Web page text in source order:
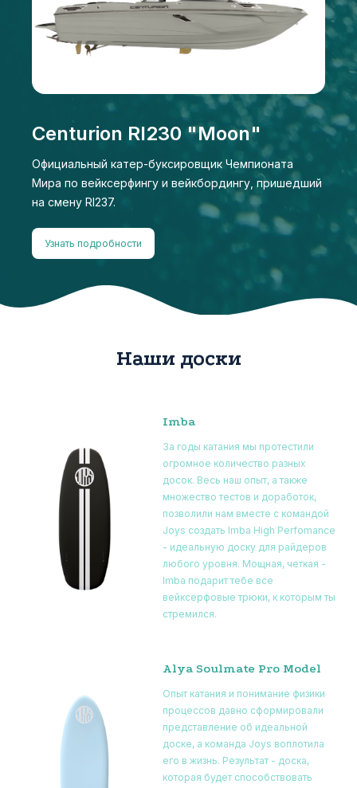
Centurion RI230 "Moon"
Официальный катер-буксировщик Чемпионата
Мира по вейксерфингу и вейкбордингу, пришедший
на смену RI237.
Узнать подробности
Наши доски
Imba
За годы катания мы протестили
огромное количество разных
досок. Весь наш опыт, а также
множество тестов и доработок,
позволили нам вместе с командой
Joys создать Imba High Perfomance
- идеальную доску для райдеров
любого уровня. Мощная, четкая -
Imba подарит тебе все
вейксерфовые трюки, к которым ты
стремился.
Alya Soulmate Pro Model
Опыт катания и понимание физики
процессов давно сформировали
представление об идеальной
доске, а команда Joys воплотила
его в жизнь. Результат - доска,
которая будет способствовать